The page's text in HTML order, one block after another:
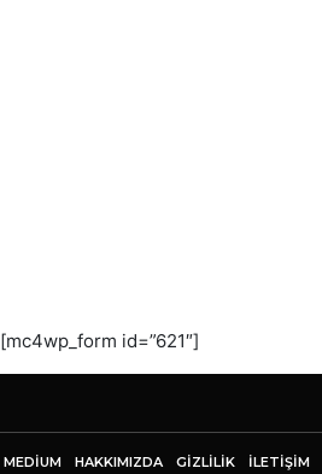
[mc4wp_form id=”621″]
MEDIUM HAKKIMIZDA GİZLİLİK İLETIŞIM